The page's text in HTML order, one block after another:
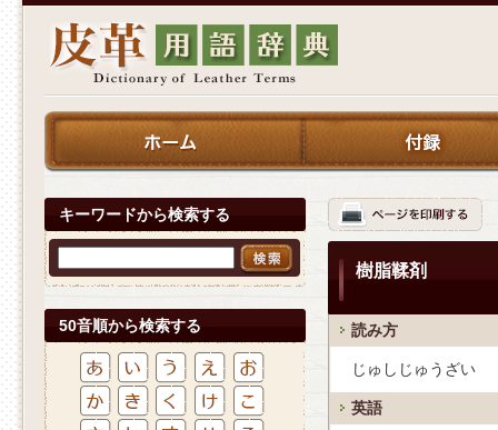
キーワードから検索する
50音順から検索する
樹脂鞣剤
読み方
じゅしじゅうざい
英語